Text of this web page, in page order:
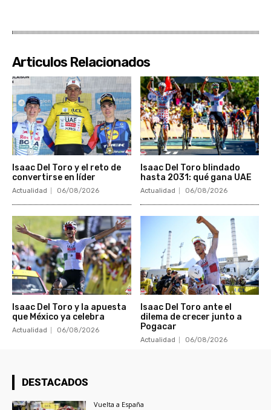
Articulos Relacionados
Isaac Del Toro y el reto de
convertirse en líder
Actualidad 06/08/2026
Isaac Del Toro blindado
hasta 2031: qué gana UAE
Actualidad 06/08/2026
Isaac Del Toro y la apuesta
que México ya celebra
Actualidad 06/08/2026
Isaac Del Toro ante el
dilema de crecer junto a
Pogacar
Actualidad 06/08/2026
DESTACADOS
Vuelta a España